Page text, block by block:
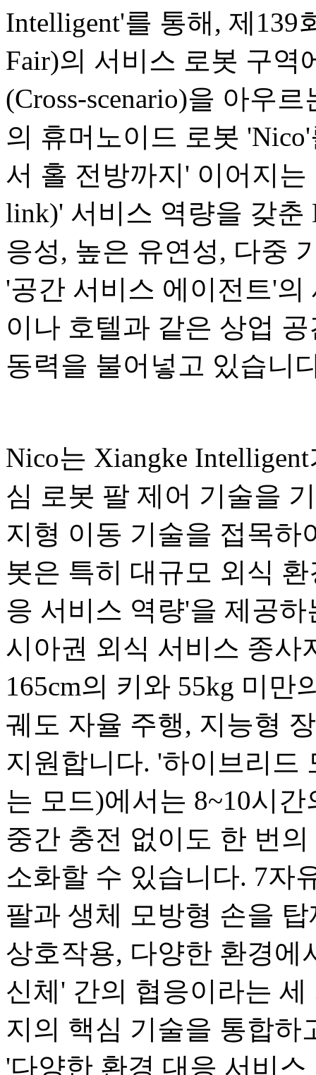
Intelligent'를 통해, 제139
Fair)의 서비스 로봇 구역
(Cross-scenario)을 아우
의 휴머노이드 로봇
서 홀 전방까지' 이어지
link)' 서비스 역량을 갖춘
응성, 높은 유연성, 다중
'공간 서비스 에이전트'
이나 호텔과 같은 상업
동력을 불어넣고 있습니
Nico는 Xiangke
심 로봇 팔 제어 기술을
지형 이동 기술을 접목하
봇은 특히 대규모 외식
응 서비스 역량'을 제공
시아권 외식 서비스 종사
165cm의 키와 55kg 미만
궤도 자율 주행, 지능형
지원합니다. '하이브리드
는 모드)에서는 8~10시
중간 충전 없이도 한 번
소화할 수 있습니다. 7자
팔과 생체 모방형 손을
상호작용, 다양한 환경에
신체' 간의 협응이라는
지의 핵심 기술을 통합하
'다양한 환경 대응 서비